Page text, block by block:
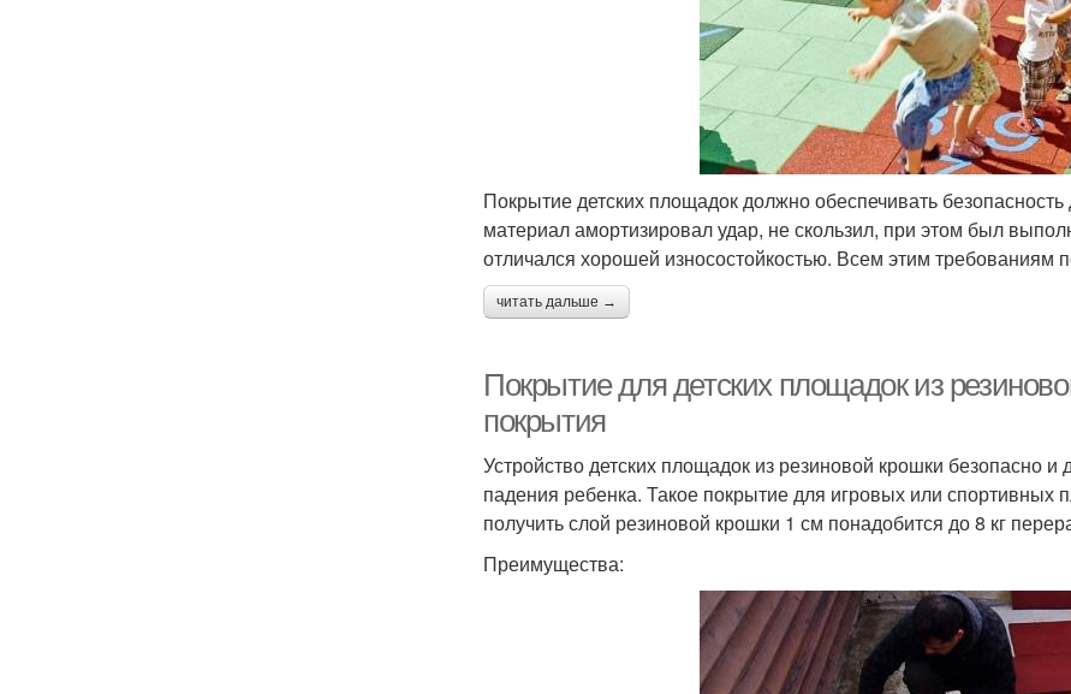
Покрытие детских площадок должно обеспечивать
материал амортизировал удар, не скользил, при этом был
отличался хорошей износостойкостью. Всем этим требованиям
читать дальше →
Покрытие для детских площадок из
покрытия
Устройство детских площадок из резиновой крошки безопасно и
падения ребенка. Такое покрытие для игровых или
получить слой резиновой крошки 1 см понадобится до 8 кг
Преимущества: